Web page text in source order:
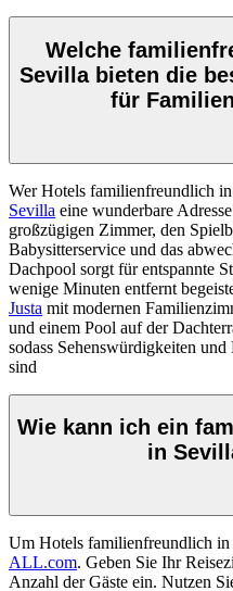
Welche
Sevilla bieten die
für
Wer Hotels familienfreundlich
Sevilla eine wunderbare
großzügigen Zimmer, den
Babysitterservice und das
Dachpool sorgt für entspannte
wenige Minuten entfernt
Justa mit modernen
und einem Pool auf der
sodass Sehenswürdigkeiten
sind
Wie kann ich ein
in
Um Hotels familienfreundlich in
ALL.com. Geben Sie Ihr
Anzahl der Gäste ein. Nutzen